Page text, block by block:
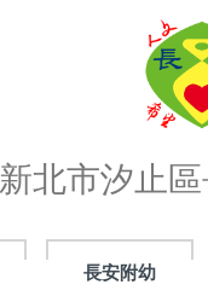
新北市汐止
長安附幼